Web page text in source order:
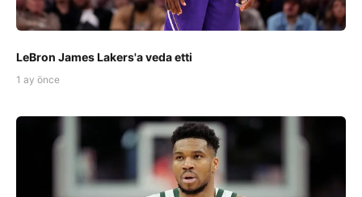
LeBron James Lakers'a veda etti
1 ay önce